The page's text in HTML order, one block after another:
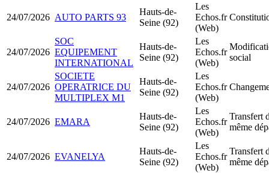
24/07/2026 AUTO PARTS 93
Hauts-de-
Seine (92)
Les
Echos.fr
(Web)
24/07/2026
SOC
EQUIPEMENT
INTERNATIONAL
Hauts-de-
Seine (92)
Les
Echos.fr
(Web)
social
24/07/2026
SOCIETE
OPERATRICE DU
MULTIPLEX M1
Hauts-de-
Seine (92)
Les
Echos.fr
(Web)
24/07/2026 EMARA
Hauts-de-
Seine (92)
Les
Echos.fr
(Web)
Transfert
même
24/07/2026 EVANELYA
Hauts-de-
Seine (92)
Les
Echos.fr
(Web)
Transfert
même